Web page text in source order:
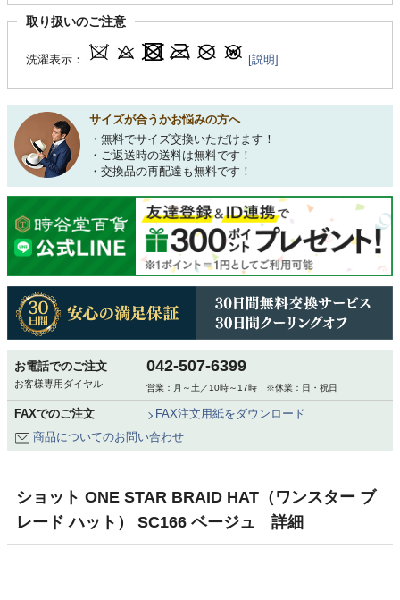
取り扱いのご注意
洗濯表示： [説明]
サイズが合うかお悩みの方へ
・無料でサイズ交換いただけます！
・ご返送時の送料は無料です！
・交換品の再配達も無料です！
お電話でのご注文
お客様専用ダイヤル
042-507-6399
営業：月～土／10時～17時 ※休業：日・祝日
FAXでのご注文
FAX注文用紙をダウンロード
商品についてのお問い合わせ
ショット ONE STAR BRAID HAT（ワンスター ブ
レード ハット） SC166 ベージュ 詳細